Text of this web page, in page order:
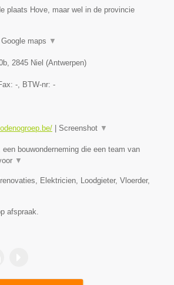
plaats Hove, maar wel in de provincie
Google maps ▼
2845 Niel (Antwerpen)
- , BTW-nr: -
Screenshot ▼
bouwonderneming die een team van
▼
Elektricien, Loodgieter, Vloerder,
afspraak.